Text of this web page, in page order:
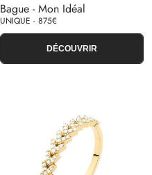
Bague - Mon Idéal
UNIQUE - 875€
DÉCOUVRIR